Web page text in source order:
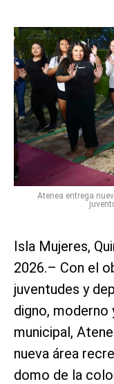
Atenea entrega
Isla Mujeres,
2026.– Con el
juventudes y
digno, moderno
municipal,
nueva área
domo de la